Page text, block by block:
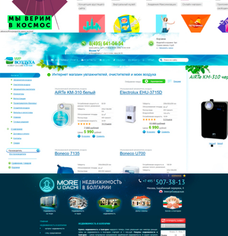
Климатическое
оборудование
Море у Дачи